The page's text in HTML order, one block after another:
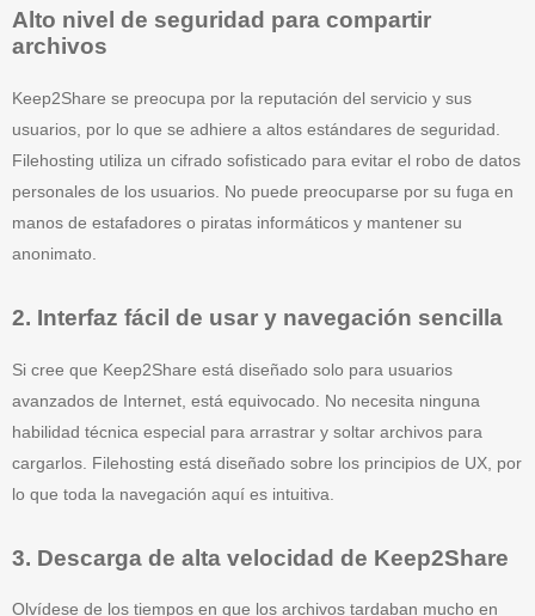
Alto nivel de seguridad para compartir
archivos
Keep2Share se preocupa por la reputación del servicio y sus
usuarios, por lo que se adhiere a altos estándares de seguridad.
Filehosting utiliza un cifrado sofisticado para evitar el robo de datos
personales de los usuarios. No puede preocuparse por su fuga en
manos de estafadores o piratas informáticos y mantener su
anonimato.
2. Interfaz fácil de usar y navegación sencilla
Si cree que Keep2Share está diseñado solo para usuarios
avanzados de Internet, está equivocado. No necesita ninguna
habilidad técnica especial para arrastrar y soltar archivos para
cargarlos. Filehosting está diseñado sobre los principios de UX, por
lo que toda la navegación aquí es intuitiva.
3. Descarga de alta velocidad de Keep2Share
Olvídese de los tiempos en que los archivos tardaban mucho en